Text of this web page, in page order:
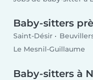
Baby-sitters
Saint-Désir
Le Mesnil-Guillaume
Baby-sitters à